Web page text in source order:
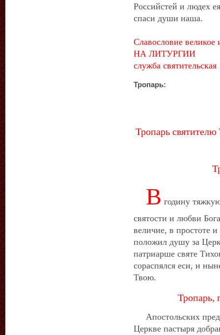
Российстей и людех
спаси души наша.
Славословие великое
НА ЛИТУРГИИ
служба святительская
Тропарь:
Тропарь
В годину
святости и любви
величие, в простоте
положил душу за
патриарше святе
сораспялся еси, и
Твою.
Тропарь,
Апостольских
Церкве пастыря